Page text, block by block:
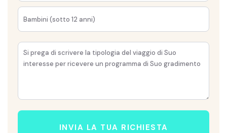
INVIA LA TUA RICHIESTA